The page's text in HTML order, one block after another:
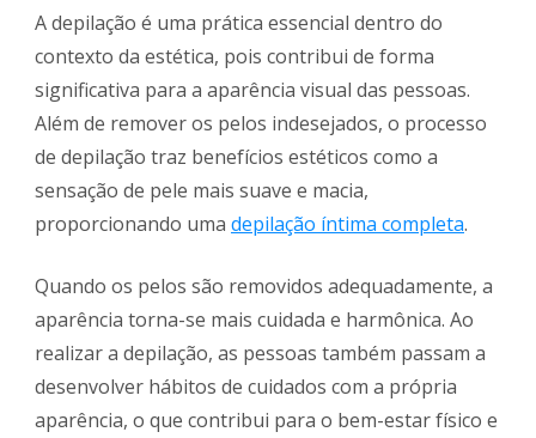
A depilação é uma prática essencial dentro do
contexto da estética, pois contribui de forma
significativa para a aparência visual das pessoas.
Além de remover os pelos indesejados, o processo
de depilação traz benefícios estéticos como a
sensação de pele mais suave e macia,
proporcionando uma depilação íntima completa.
Quando os pelos são removidos adequadamente, a
aparência torna-se mais cuidada e harmônica. Ao
realizar a depilação, as pessoas também passam a
desenvolver hábitos de cuidados com a própria
aparência, o que contribui para o bem-estar físico e